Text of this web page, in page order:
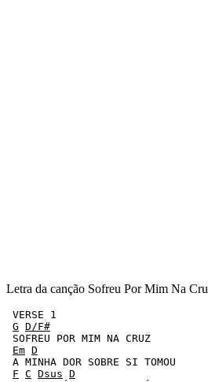
Letra da canção Sofreu Por Mim Na
VERSE 1
G D/F#
SOFREU POR MIM NA CRUZ
Em D
A MINHA DOR SOBRE SI TOMOU
F C Dsus D